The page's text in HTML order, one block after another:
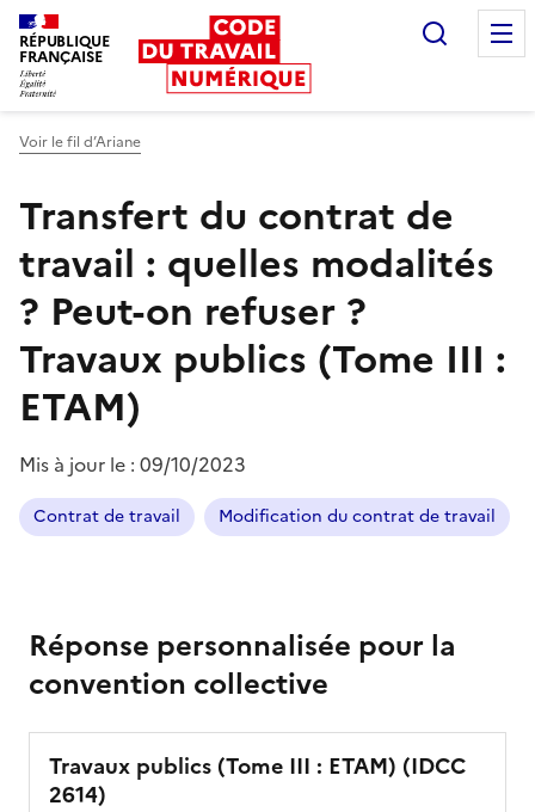
RÉPUBLIQUE
FRANÇAISE
Voir le fil d’Ariane
Transfert du contrat de
travail : quelles modalités
? Peut-on refuser ?
Travaux publics (Tome III :
ETAM)
Mis à jour le : 09/10/2023
Contrat de travail Modification du contrat de travail
Réponse personnalisée pour la
convention collective
Travaux publics (Tome III : ETAM) (IDCC
2614)